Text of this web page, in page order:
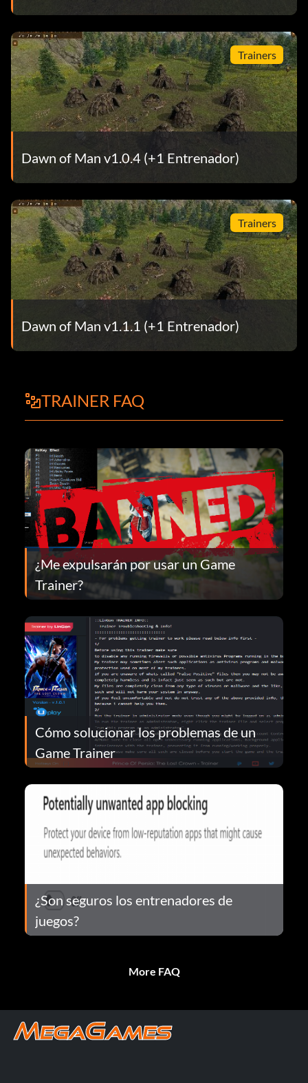
Trainers
Dawn of Man v1.0.4 (+1 Entrenador)
Trainers
Dawn of Man v1.1.1 (+1 Entrenador)
TRAINER FAQ
¿Me expulsarán por usar un Game
Trainer?
Cómo solucionar los problemas de un
Game Trainer
¿Son seguros los entrenadores de
juegos?
More FAQ